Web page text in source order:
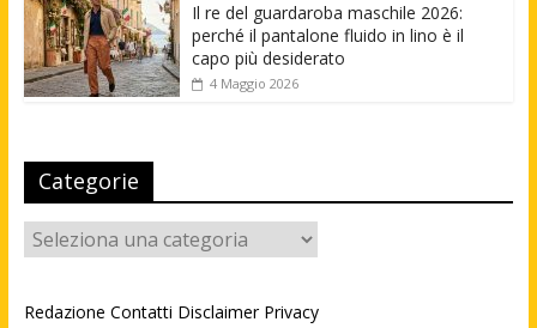
Il re del guardaroba maschile 2026:
perché il pantalone fluido in lino è il
capo più desiderato
4 Maggio 2026
Categorie
Categorie
Redazione Contatti Disclaimer Privacy